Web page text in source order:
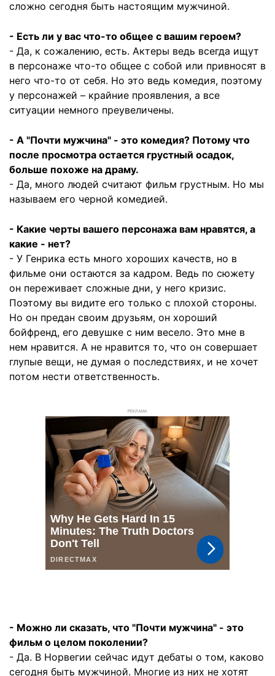
сложно сегодня быть настоящим мужчиной.
- Есть ли у вас что-то общее с вашим героем?
- Да, к сожалению, есть. Актеры ведь всегда ищут
в персонаже что-то общее с собой или привносят в
него что-то от себя. Но это ведь комедия, поэтому
у персонажей – крайние проявления, а все
ситуации немного преувеличены.
- А "Почти мужчина" - это комедия? Потому что
после просмотра остается грустный осадок,
больше похоже на драму.
- Да, много людей считают фильм грустным. Но мы
называем его черной комедией.
- Какие черты вашего персонажа вам нравятся, а
какие - нет?
- У Генрика есть много хороших качеств, но в
фильме они остаются за кадром. Ведь по сюжету
он переживает сложные дни, у него кризис.
Поэтому вы видите его только с плохой стороны.
Но он предан своим друзьям, он хороший
бойфренд, его девушке с ним весело. Это мне в
нем нравится. А не нравится то, что он совершает
глупые вещи, не думая о последствиях, и не хочет
потом нести ответственность.
РЕКЛАМА
- Можно ли сказать, что "Почти мужчина" - это
фильм о целом поколении?
- Да. В Норвегии сейчас идут дебаты о том, каково
сегодня быть мужчиной. Многие из них не хотят